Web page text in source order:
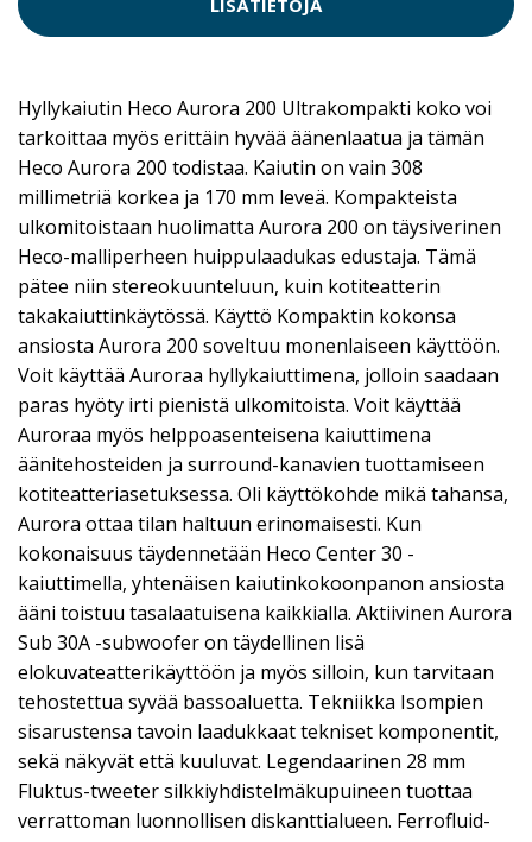
Hyllykaiutin Heco Aurora 200 Ultrakompakti koko voi
tarkoittaa myös erittäin hyvää äänenlaatua ja tämän
Heco Aurora 200 todistaa. Kaiutin on vain 308
millimetriä korkea ja 170 mm leveä. Kompakteista
ulkomitoistaan huolimatta Aurora 200 on täysiverinen
Heco-malliperheen huippulaadukas edustaja. Tämä
pätee niin stereokuunteluun, kuin kotiteatterin
takakaiuttinkäytössä. Käyttö Kompaktin kokonsa
ansiosta Aurora 200 soveltuu monenlaiseen käyttöön.
Voit käyttää Auroraa hyllykaiuttimena, jolloin saadaan
paras hyöty irti pienistä ulkomitoista. Voit käyttää
Auroraa myös helppoasenteisena kaiuttimena
äänitehosteiden ja surround-kanavien tuottamiseen
kotiteatteriasetuksessa. Oli käyttökohde mikä tahansa,
Aurora ottaa tilan haltuun erinomaisesti. Kun
kokonaisuus täydennetään Heco Center 30 -
kaiuttimella, yhtenäisen kaiutinkokoonpanon ansiosta
ääni toistuu tasalaatuisena kaikkialla. Aktiivinen Aurora
Sub 30A -subwoofer on täydellinen lisä
elokuvateatterikäyttöön ja myös silloin, kun tarvitaan
tehostettua syvää bassoaluetta. Tekniikka Isompien
sisarustensa tavoin laadukkaat tekniset komponentit,
sekä näkyvät että kuuluvat. Legendaarinen 28 mm
Fluktus-tweeter silkkiyhdistelmäkupuineen tuottaa
verrattoman luonnollisen diskanttialueen. Ferrofluid-